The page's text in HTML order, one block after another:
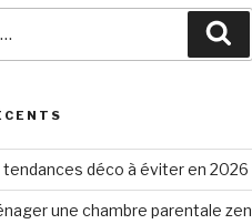
déco à éviter en 2026
une chambre parentale zen